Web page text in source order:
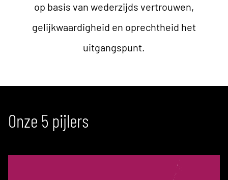
op basis van wederzijds vertrouwen,
gelijkwaardigheid en oprechtheid het
uitgangspunt.
Onze 5 pijlers